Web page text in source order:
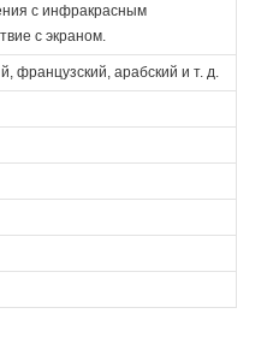
с инфракрасным
с экраном.
французский, арабский и т. д.